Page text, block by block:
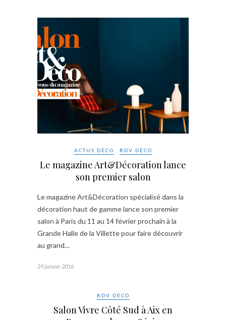
ACTUS DÉCO RDV DÉCO
Le magazine Art&Décoration lance
son premier salon
Le magazine Art&Décoration spécialisé dans la
décoration haut de gamme lance son premier
salon à Paris du 11 au 14 février prochain à la
Grande Halle de la Villette pour faire découvrir
au grand…
29 janvier 2016
RDV DÉCO
Salon Vivre Côté Sud à Aix en